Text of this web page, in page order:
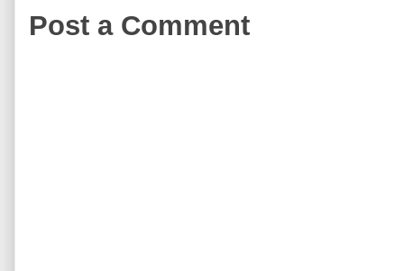
Post a Comment